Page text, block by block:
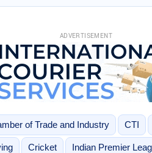
ADVERTISEMENT
of Trade and Industry CTI
Cricket Indian Premier